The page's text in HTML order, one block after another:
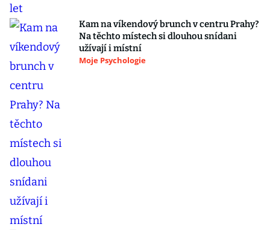
Kam na víkendový brunch v centru Prahy?
Na těchto místech si dlouhou snídani
užívají i místní
Moje Psychologie